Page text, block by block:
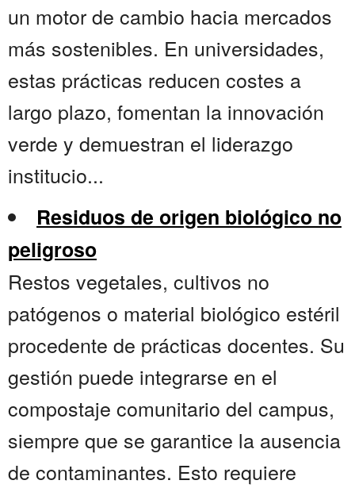
un motor de cambio hacia mercados
más sostenibles. En universidades,
estas prácticas reducen costes a
largo plazo, fomentan la innovación
verde y demuestran el liderazgo
institucio...
Residuos de origen biológico no
peligroso
Restos vegetales, cultivos no
patógenos o material biológico estéril
procedente de prácticas docentes. Su
gestión puede integrarse en el
compostaje comunitario del campus,
siempre que se garantice la ausencia
de contaminantes. Esto requiere